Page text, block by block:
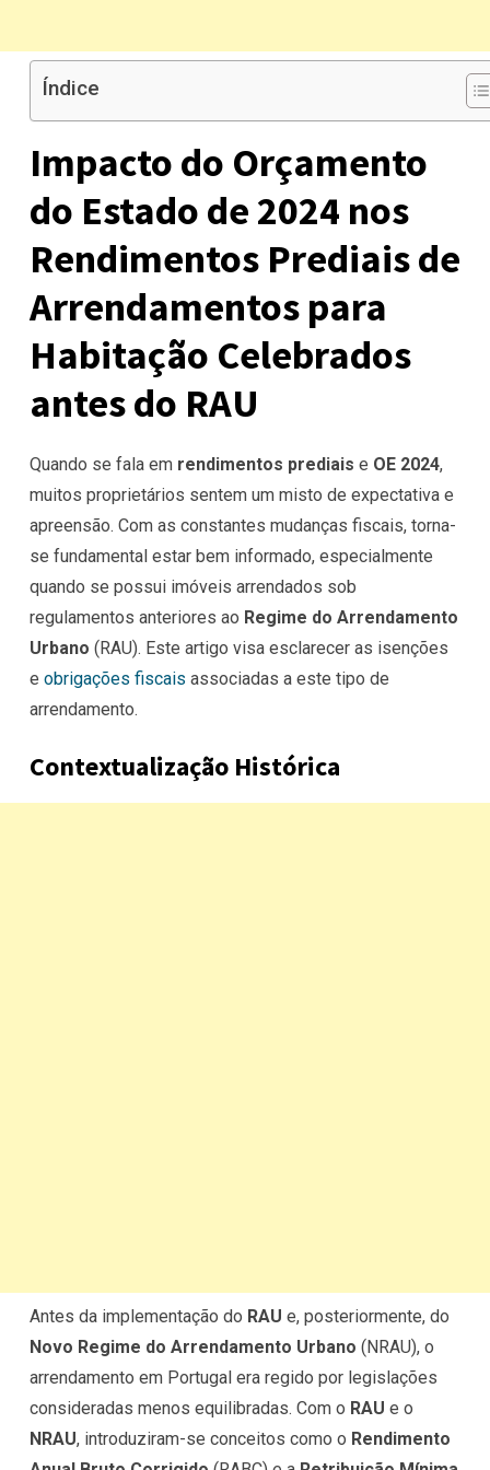
Índice
Impacto do Orçamento
do Estado de 2024 nos
Rendimentos Prediais de
Arrendamentos para
Habitação Celebrados
antes do RAU
Quando se fala em rendimentos prediais e OE 2024,
muitos proprietários sentem um misto de expectativa e
apreensão. Com as constantes mudanças fiscais, torna-
se fundamental estar bem informado, especialmente
quando se possui imóveis arrendados sob
regulamentos anteriores ao Regime do Arrendamento
Urbano (RAU). Este artigo visa esclarecer as isenções
e obrigações fiscais associadas a este tipo de
arrendamento.
Contextualização Histórica
Antes da implementação do RAU e, posteriormente, do
Novo Regime do Arrendamento Urbano (NRAU), o
arrendamento em Portugal era regido por legislações
consideradas menos equilibradas. Com o RAU e o
NRAU, introduziram-se conceitos como o Rendimento